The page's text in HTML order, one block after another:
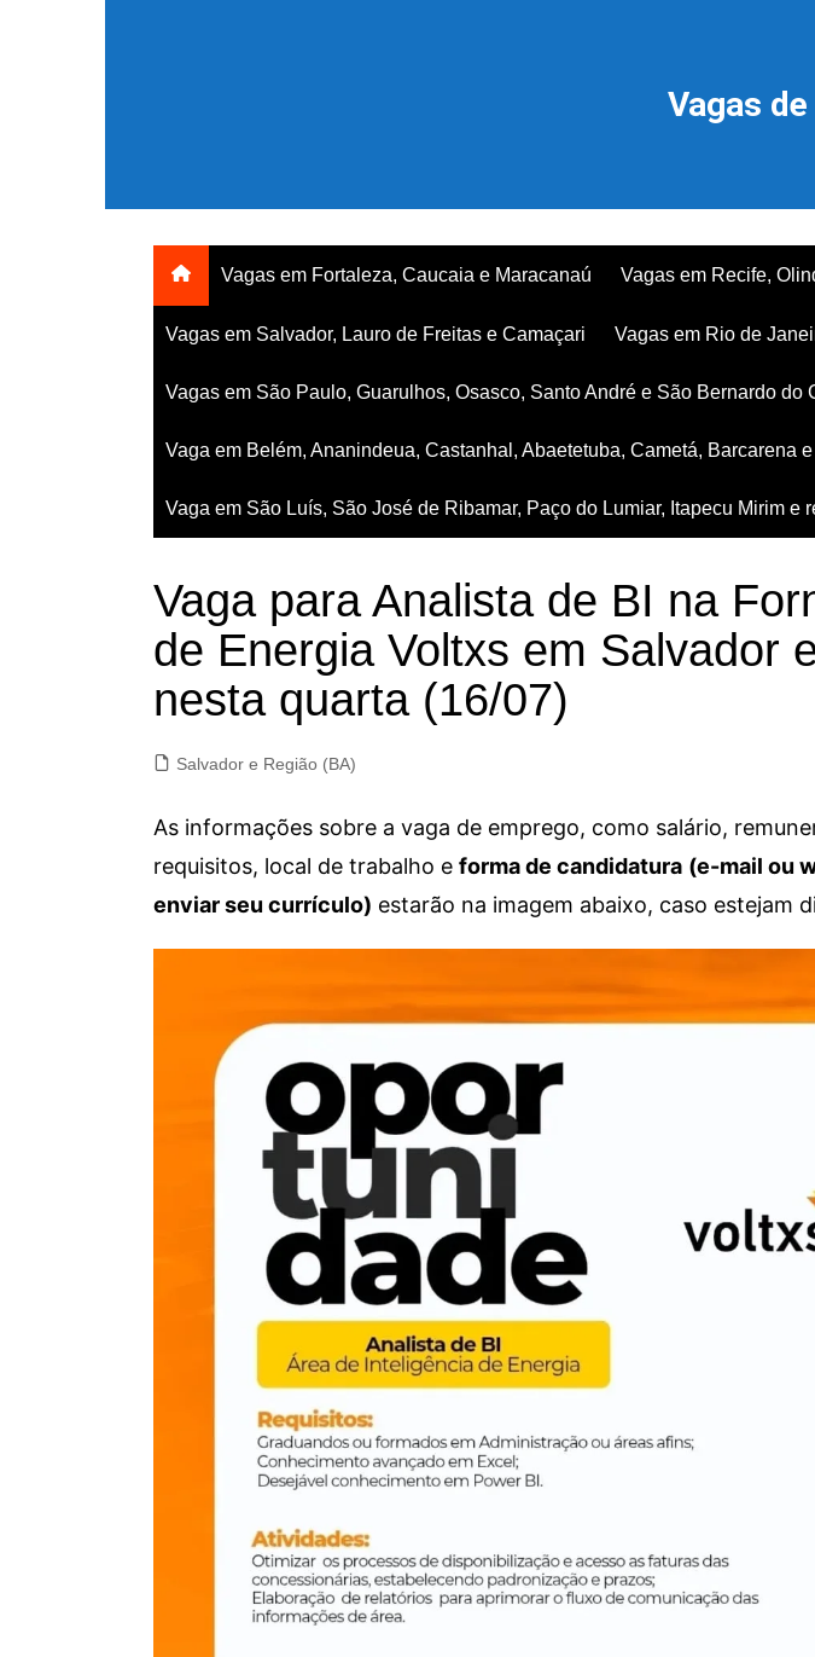
Vagas
Vagas em Fortaleza, Caucaia e Maracanaú Vagas em Recife,
Vagas em Salvador, Lauro de Freitas e Camaçari Vagas em Rio de
Vagas em São Paulo, Guarulhos, Osasco, Santo André e São Bernardo do
Vaga em Belém, Ananindeua, Castanhal, Abaetetuba, Cametá, Barcarena
Vaga em São Luís, São José de Ribamar, Paço do Lumiar, Itapecu Mirim e
Vaga para Analista de BI na
de Energia Voltxs em Salvador
nesta quarta (16/07)
Salvador e Região (BA)
As informações sobre a vaga de emprego, como salário,
requisitos, local de trabalho e forma de candidatura (e-mail ou
enviar seu currículo) estarão na imagem abaixo, caso estejam